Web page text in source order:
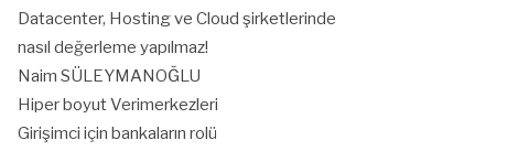
Datacenter, Hosting ve Cloud şirketlerinde
nasıl değerleme yapılmaz!
Naim SÜLEYMANOĞLU
Hiper boyut Verimerkezleri
Girişimci için bankaların rolü